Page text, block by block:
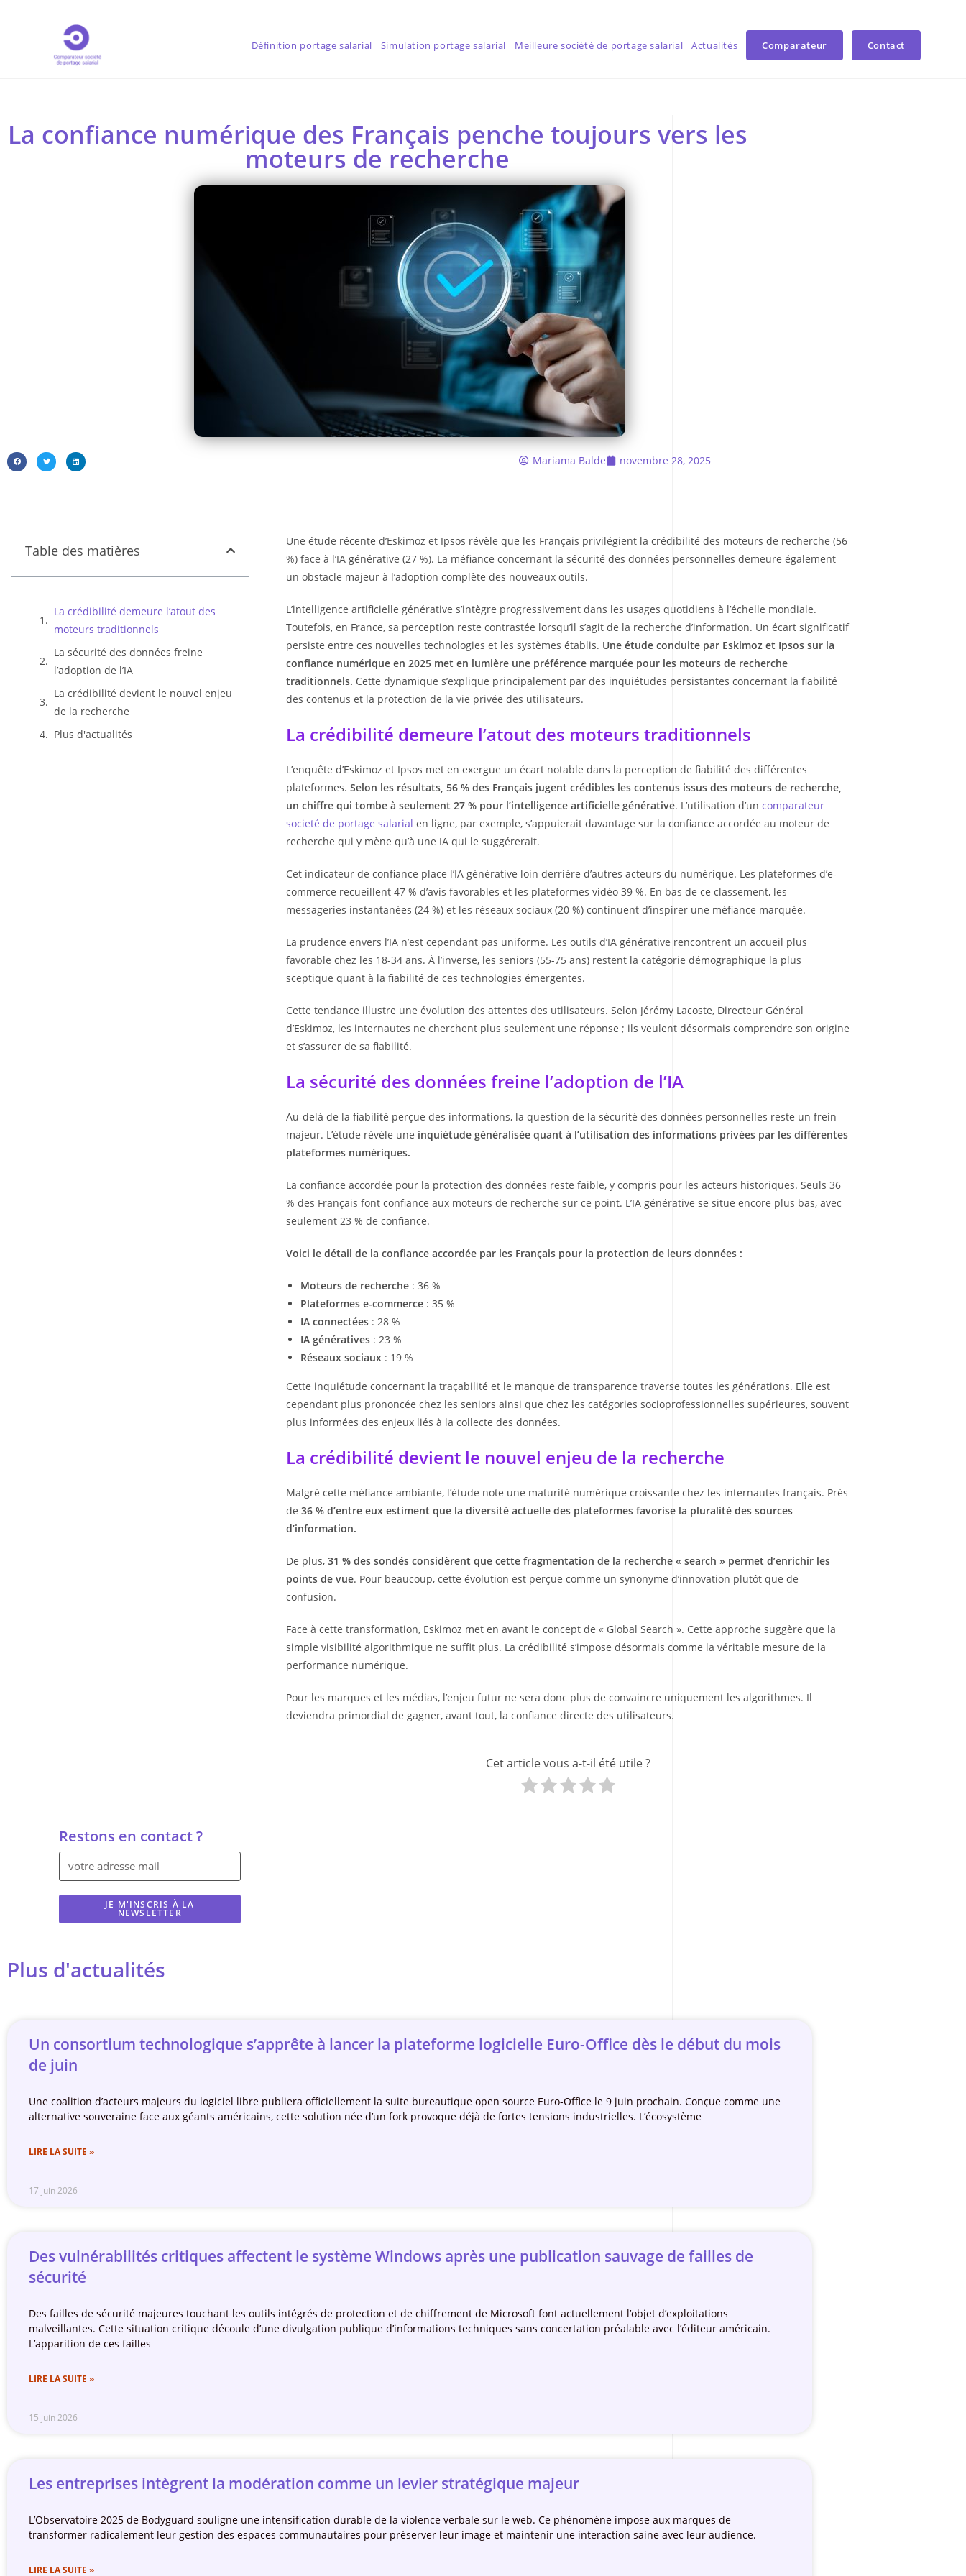
Définition portage salarial Simulation portage salarial Meilleure société de portage salarial Actualités Comparateur Contact
La confiance numérique des Français penche toujours vers les
moteurs de recherche
Mariama Balde novembre 28, 2025
Table des matières
La crédibilité demeure l’atout des
moteurs traditionnels
La sécurité des données freine
l’adoption de l’IA
La crédibilité devient le nouvel enjeu
de la recherche
Plus d'actualités
Une étude récente d’Eskimoz et Ipsos révèle que les Français privilégient la crédibilité des moteurs de recherche (56
%) face à l’IA générative (27 %). La méfiance concernant la sécurité des données personnelles demeure également
un obstacle majeur à l’adoption complète des nouveaux outils.
L’intelligence artificielle générative s’intègre progressivement dans les usages quotidiens à l’échelle mondiale.
Toutefois, en France, sa perception reste contrastée lorsqu’il s’agit de la recherche d’information. Un écart significatif
persiste entre ces nouvelles technologies et les systèmes établis. Une étude conduite par Eskimoz et Ipsos sur la
confiance numérique en 2025 met en lumière une préférence marquée pour les moteurs de recherche
traditionnels. Cette dynamique s’explique principalement par des inquiétudes persistantes concernant la fiabilité
des contenus et la protection de la vie privée des utilisateurs.
La crédibilité demeure l’atout des moteurs traditionnels
L’enquête d’Eskimoz et Ipsos met en exergue un écart notable dans la perception de fiabilité des différentes
plateformes.Selon les résultats, 56 % des Français jugent crédibles les contenus issus des moteurs de recherche,
un chiffre qui tombe à seulement 27 % pour l’intelligence artificielle générative. L’utilisation d’uncomparateur
societé de portage salarial en ligne, par exemple, s’appuierait davantage sur la confiance accordée au moteur de
recherche qui y mène qu’à une IA qui le suggérerait.
Cet indicateur de confiance place l’IA générative loin derrière d’autres acteurs du numérique. Les plateformes d’e-
commerce recueillent 47 % d’avis favorables et les plateformes vidéo 39 %. En bas de ce classement, les
messageries instantanées (24 %) et les réseaux sociaux (20 %) continuent d’inspirer une méfiance marquée.
La prudence envers l’IA n’est cependant pas uniforme. Les outils d’IA générative rencontrent un accueil plus
favorable chez les 18-34 ans. À l’inverse, les seniors (55-75 ans) restent la catégorie démographique la plus
sceptique quant à la fiabilité de ces technologies émergentes.
Cette tendance illustre une évolution des attentes des utilisateurs. Selon Jérémy Lacoste, Directeur Général
d’Eskimoz, les internautes ne cherchent plus seulement une réponse ; ils veulent désormais comprendre son origine
et s’assurer de sa fiabilité.
La sécurité des données freine l’adoption de l’IA
Au-delà de la fiabilité perçue des informations, la question de la sécurité des données personnelles reste un frein
majeur. L’étude révèle une inquiétude généralisée quant à l’utilisation des informations privées par les différentes
plateformes numériques.
La confiance accordée pour la protection des données reste faible, y compris pour les acteurs historiques. Seuls 36
% des Français font confiance aux moteurs de recherche sur ce point. L’IA générative se situe encore plus bas, avec
seulement 23 % de confiance.
Voici le détail de la confiance accordée par les Français pour la protection de leurs données :
Moteurs de recherche : 36 %
Plateformes e-commerce : 35 %
IA connectées : 28 %
IA génératives : 23 %
Réseaux sociaux : 19 %
Cette inquiétude concernant la traçabilité et le manque de transparence traverse toutes les générations. Elle est
cependant plus prononcée chez les seniors ainsi que chez les catégories socioprofessionnelles supérieures, souvent
plus informées des enjeux liés à la collecte des données.
La crédibilité devient le nouvel enjeu de la recherche
Malgré cette méfiance ambiante, l’étude note une maturité numérique croissante chez les internautes français. Près
de36 % d’entre eux estiment que la diversité actuelle des plateformes favorise la pluralité des sources
d’information.
De plus,31 % des sondés considèrent que cette fragmentation de la recherche « search » permet d’enrichir les
points de vue. Pour beaucoup, cette évolution est perçue comme un synonyme d’innovation plutôt que de
confusion.
Face à cette transformation, Eskimoz met en avant le concept de « Global Search ». Cette approche suggère que la
simple visibilité algorithmique ne suffit plus. La crédibilité s’impose désormais comme la véritable mesure de la
performance numérique.
Pour les marques et les médias, l’enjeu futur ne sera donc plus de convaincre uniquement les algorithmes. Il
deviendra primordial de gagner, avant tout, la confiance directe des utilisateurs.
Cet article vous a-t-il été utile ?
Restons en contact ?
JE M'INSCRIS À LA
NEWSLETTER
Plus d'actualités
Un consortium technologique s’apprête à lancer la plateforme logicielle Euro-Office dès le début du mois
de juin
Une coalition d’acteurs majeurs du logiciel libre publiera officiellement la suite bureautique open source Euro-Office le 9 juin prochain. Conçue comme une
alternative souveraine face aux géants américains, cette solution née d’un fork provoque déjà de fortes tensions industrielles. L’écosystème
LIRE LA SUITE »
17 juin 2026
Des vulnérabilités critiques affectent le système Windows après une publication sauvage de failles de
sécurité
Des failles de sécurité majeures touchant les outils intégrés de protection et de chiffrement de Microsoft font actuellement l’objet d’exploitations
malveillantes. Cette situation critique découle d’une divulgation publique d’informations techniques sans concertation préalable avec l’éditeur américain.
L’apparition de ces failles
LIRE LA SUITE »
15 juin 2026
Les entreprises intègrent la modération comme un levier stratégique majeur
L’Observatoire 2025 de Bodyguard souligne une intensification durable de la violence verbale sur le web. Ce phénomène impose aux marques de
transformer radicalement leur gestion des espaces communautaires pour préserver leur image et maintenir une interaction saine avec leur audience.
LIRE LA SUITE »